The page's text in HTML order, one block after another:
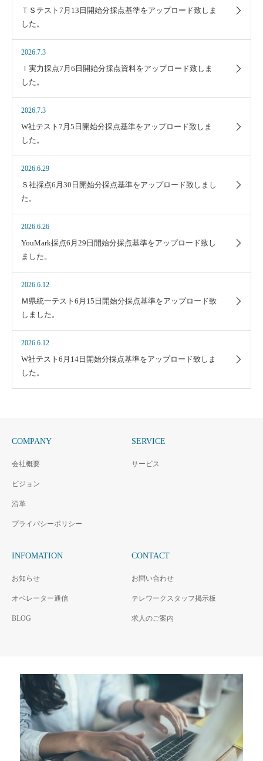
ＴＳテスト7月13日開始分採点基準をアップロード致しま
した。
2026.7.3
Ｉ実力採点7月6日開始分採点資料をアップロード致しま
した。
2026.7.3
W社テスト7月5日開始分採点基準をアップロード致しま
した。
2026.6.29
Ｓ社採点6月30日開始分採点基準をアップロード致しまし
た。
2026.6.26
YouMark採点6月29日開始分採点基準をアップロード致し
ました。
2026.6.12
Ｍ県統一テスト6月15日開始分採点基準をアップロード致
しました。
2026.6.12
W社テスト6月14日開始分採点基準をアップロード致しま
した。
COMPANY
会社概要
ビジョン
沿革
プライバシーポリシー
SERVICE
サービス
INFOMATION
お知らせ
オペレーター通信
BLOG
CONTACT
お問い合わせ
テレワークスタッフ掲示板
求人のご案内